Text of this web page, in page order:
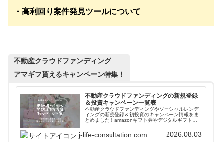
・高利回り案件発見ツールについて
不動産クラウドファンディング
アマギフ貰えるキャンペーン特集！
不動産クラウドファンディングの新規登録
＆投資キャンペーン一覧表
不動産クラウドファンディングやソーシャルレンデ
ィングの新規登録＆初投資のキャンペーン情報をま
とめました！amazonギフト券やデジタルギフトを
案件に簡単に投資できるファンド情報自動更新ツー
ルも紹介しています。
j-life-consultation.com 2026.08.03